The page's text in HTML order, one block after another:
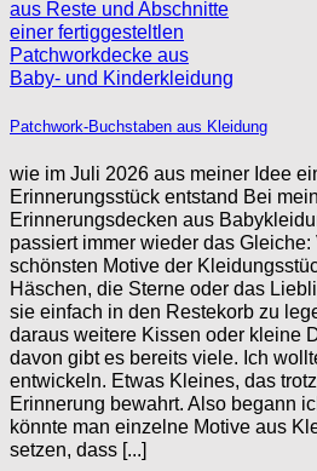
Patchwork-Buchstaben aus Kleidung
wie im Juli 2026 aus meiner Idee
Erinnerungsstück entstand Bei
Erinnerungsdecken aus
passiert immer wieder das
schönsten Motive der
Häschen, die Sterne oder das
sie einfach in den Restekorb zu
daraus weitere Kissen oder kleine
davon gibt es bereits viele. Ich
entwickeln. Etwas Kleines, das
Erinnerung bewahrt. Also begann
könnte man einzelne Motive aus
setzen, dass [...]